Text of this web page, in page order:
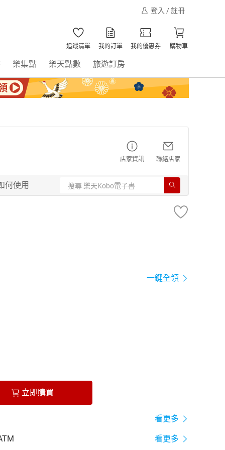
登入 / 註冊
追蹤清單 我的訂單 我的優惠券 購物車
樂集點 樂天點數 旅遊訂房
店家資訊 聯絡店家
何使用
一鍵全領
立即購買
看更多
看更多